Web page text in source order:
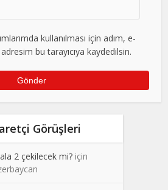
kullanılması için adım, e-
bu tarayıcıya kaydedilsin.
Görüşleri
2 çekilecek mi? için